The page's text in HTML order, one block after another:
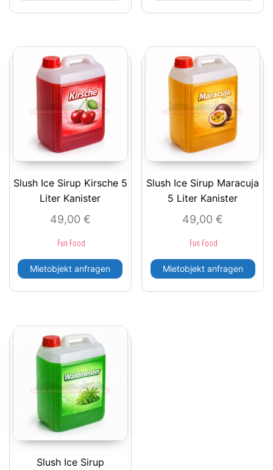
Slush Ice Sirup Kirsche 5
Liter Kanister
49,00 €
Fun Food
Mietobjekt anfragen
Slush Ice Sirup Maracuja
5 Liter Kanister
49,00€
Fun Food
Mietobjekt anfragen
Slush Ice Sirup